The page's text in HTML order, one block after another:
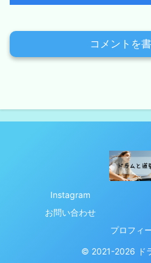
コメントを
Instagram
お問い合わせ
プロフィ
© 2021-2026 ド